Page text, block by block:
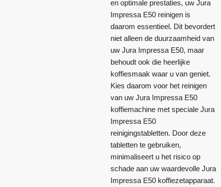
en optimale prestaties, uw Jura
Impressa E50 reinigen is
daarom essentieel. Dit bevordert
niet alleen de duurzaamheid van
uw Jura Impressa E50, maar
behoudt ook die heerlijke
koffiesmaak waar u van geniet.
Kies daarom voor het reinigen
van uw Jura Impressa E50
koffiemachine met speciale Jura
Impressa E50
reinigingstabletten. Door deze
tabletten te gebruiken,
minimaliseert u het risico op
schade aan uw waardevolle Jura
Impressa E50 koffiezetapparaat.